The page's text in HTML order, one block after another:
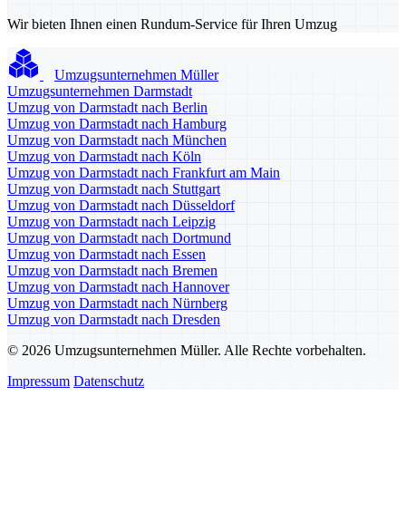
Wir bieten Ihnen einen Rundum-Service für Ihren Umzug
Umzugsunternehmen Müller
Umzugsunternehmen Darmstadt
Umzug von Darmstadt nach Berlin
Umzug von Darmstadt nach Hamburg
Umzug von Darmstadt nach München
Umzug von Darmstadt nach Köln
Umzug von Darmstadt nach Frankfurt am Main
Umzug von Darmstadt nach Stuttgart
Umzug von Darmstadt nach Düsseldorf
Umzug von Darmstadt nach Leipzig
Umzug von Darmstadt nach Dortmund
Umzug von Darmstadt nach Essen
Umzug von Darmstadt nach Bremen
Umzug von Darmstadt nach Hannover
Umzug von Darmstadt nach Nürnberg
Umzug von Darmstadt nach Dresden
© 2026 Umzugsunternehmen Müller. Alle Rechte vorbehalten.
Impressum Datenschutz